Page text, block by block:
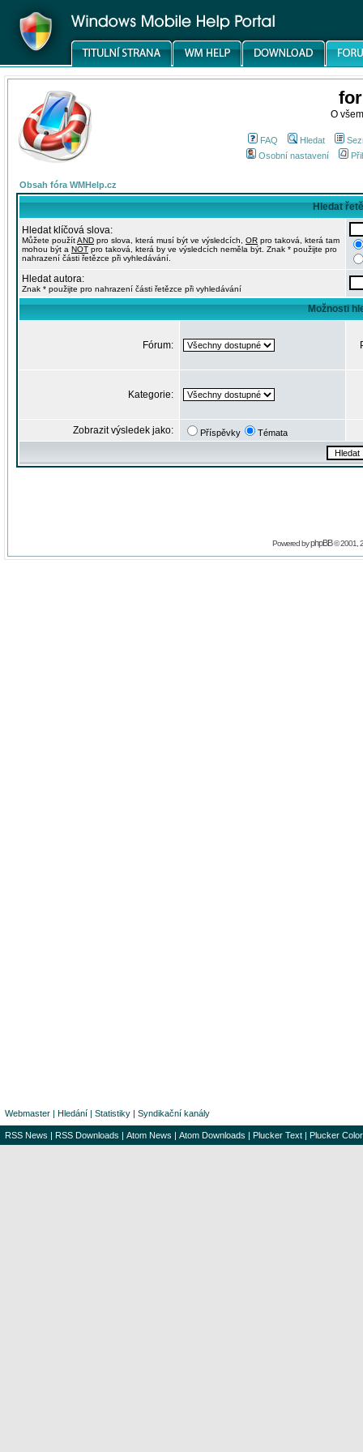
O
FAQ Hledat
Osobní nastavení
Obsah fóra WMHelp.cz
Hledat
Hledat klíčová slova:
Můžete použítAND pro slova, která musí být ve výsledcích, OR pro taková, která tam
mohou být a NOT pro taková, která by ve výsledcích neměla být. Znak * použijte pro
nahrazení části řetězce při vyhledávání.
Hledat autora:
Znak * použijte pro nahrazení části řetězce při vyhledávání
Možnosti
Fórum:
Kategorie:
Zobrazit výsledek jako: Příspěvky Témata
Powered byphpBB© 2001,
Webmaster | Hledání | Statistiky | Syndikační kanály
RSS News | RSS Downloads | Atom News | Atom Downloads | Plucker Text | Plucker Color